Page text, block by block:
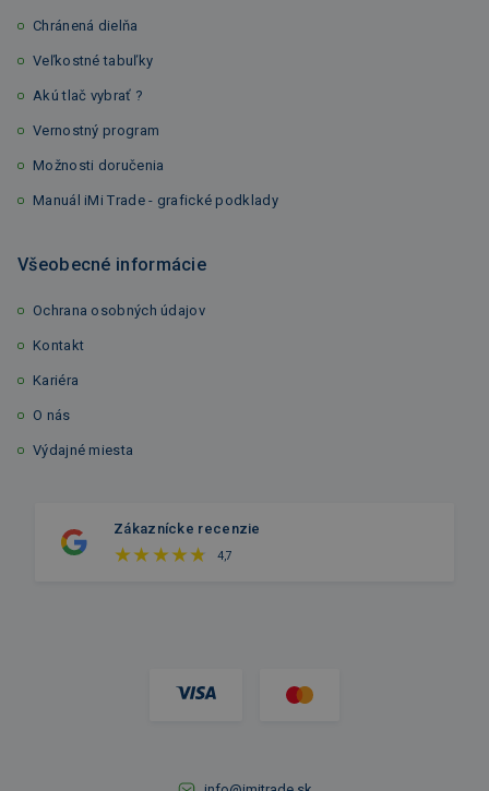
Chránená dielňa
Veľkostné tabuľky
Akú tlač vybrať ?
Vernostný program
Možnosti doručenia
Manuál iMi Trade - grafické podklady
Všeobecné informácie
Ochrana osobných údajov
Kontakt
Kariéra
O nás
Výdajné miesta
Zákaznícke recenzie
4,7